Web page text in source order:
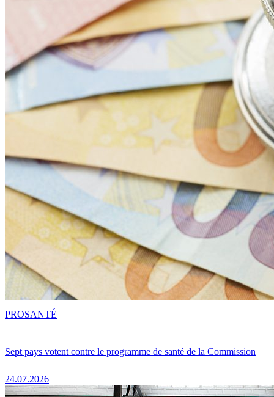
Sept pays votent contre le programme de santé de la Commission
24.07.2026
PROSANTÉ